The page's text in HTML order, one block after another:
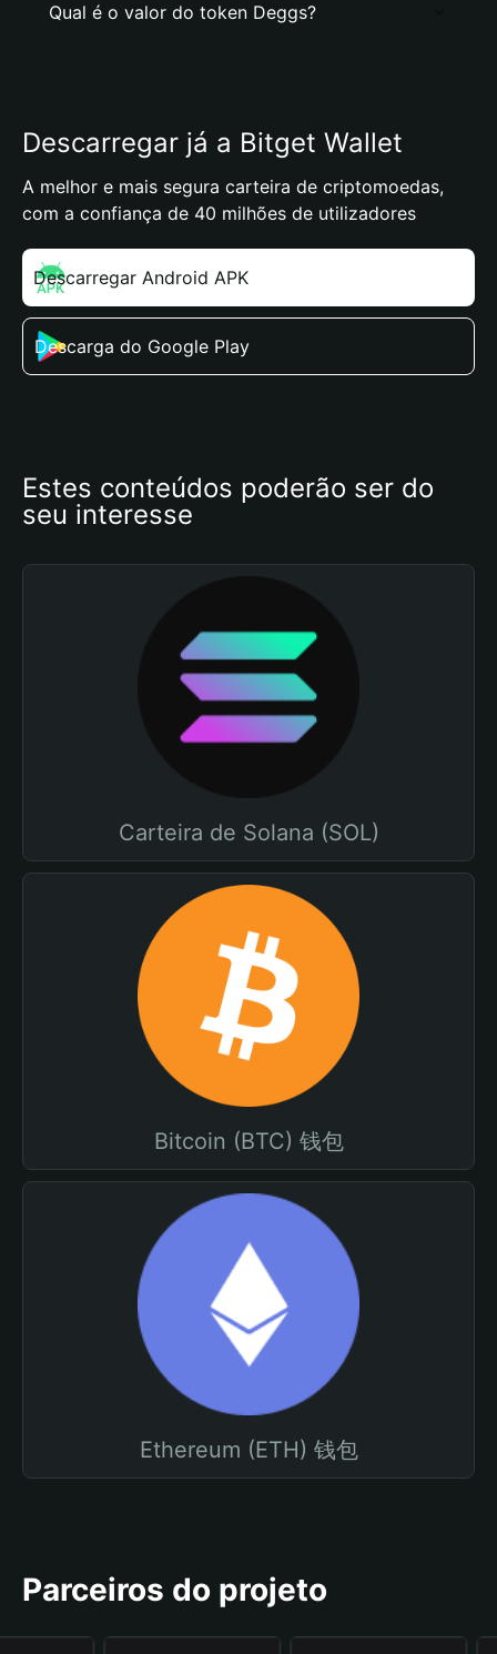
Qual é o valor do token Deggs?
Descarregar já a Bitget Wallet
A melhor e mais segura carteira de criptomoedas,
com a confiança de 40 milhões de utilizadores
Descarregar Android APK
Descarga do Google Play
Estes conteúdos poderão ser do
seu interesse
Carteira de Solana (SOL)
Bitcoin (BTC) 钱包
Ethereum (ETH) 钱包
Parceiros do projeto